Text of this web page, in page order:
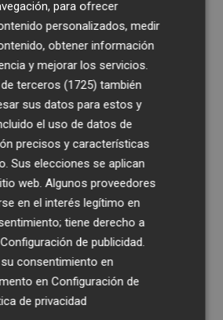
para ofrecer
personalizados, medir
obtener información
y mejorar los servicios.
terceros (1725) también
sus datos para estos y
el uso de datos de
precisos y características
Sus elecciones se aplican
web. Algunos proveedores
en el interés legítimo en
tiene derecho a
Configuración de publicidad
consentimiento en
enConfiguración de
de privacidad